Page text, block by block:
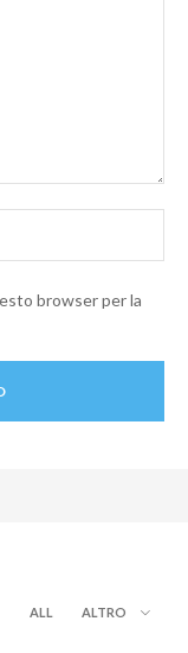
browser per la
ALL ALTRO